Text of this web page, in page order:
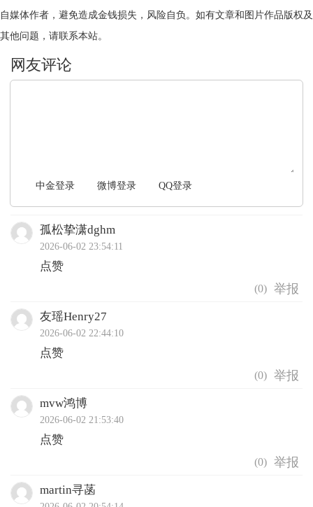
自媒体作者，避免造成金钱损失，风险自负。如有文章和图片作品版权及
其他问题，请联系本站。
中金登录 微博登录 QQ登录
孤松挚潇dghm
2026-06-02 23:54:11
点赞
(0)
友瑶Henry27
2026-06-02 22:44:10
点赞
(0)
mvw鸿博
2026-06-02 21:53:40
点赞
(0)
martin寻菡